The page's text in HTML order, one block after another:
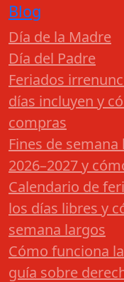
Blog
Día de la Madre
Día del Padre
Feriados
días incluyen y
compras
Fines de
2026–2027 y
Calendario de
los días libres y
semana largos
Cómo funciona
guía sobre